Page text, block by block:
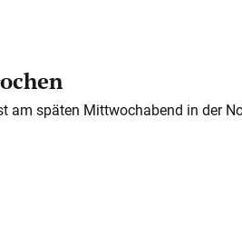
am späten Mittwochabend in der